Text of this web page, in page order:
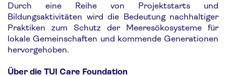
Durch eine Reihe von Projektstarts und
Bildungsaktivitäten wird die Bedeutung nachhaltiger
Praktiken zum Schutz der Meeresökosysteme für
lokale Gemeinschaften und kommende Generationen
hervorgehoben.
Über die TUI Care Foundation